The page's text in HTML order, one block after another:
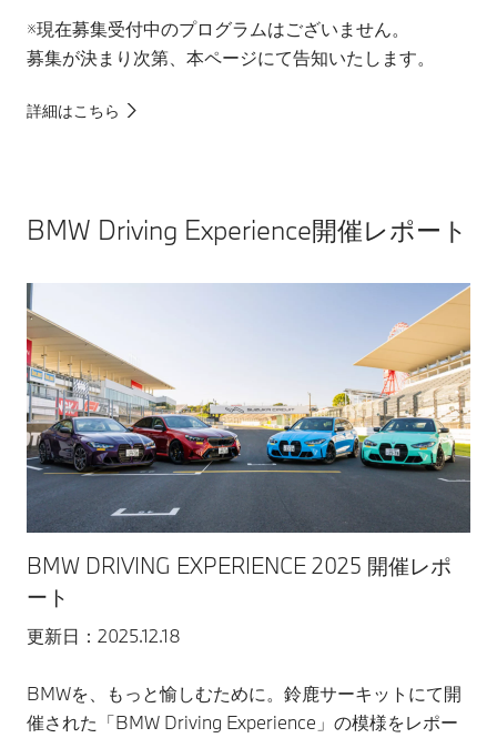
※現在募集受付中のプログラムはございません。
募集が決まり次第、本ページにて告知いたします。
詳細はこちら
BMW Driving Experience開催レポート
BMW DRIVING EXPERIENCE 2025 開催レポ
ート
更新日：2025.12.18
BMWを、もっと愉しむために。鈴鹿サーキットにて開
催された「BMW Driving Experience」の模様をレポー